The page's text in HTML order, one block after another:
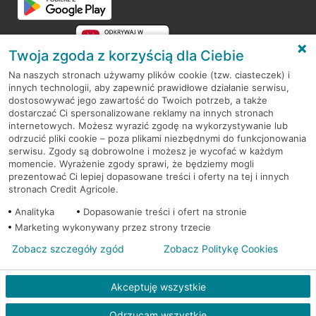
RODO
Regulamin serwisu
Mapa serwisu
PolitykaCookies
© 2026 Credit Agricole Bank Polska S.A. Wszelkie prawa zastrzeżone
Twoja zgoda z korzyścią dla Ciebie
Na naszych stronach używamy plików cookie (tzw. ciasteczek) i
innych technologii, aby zapewnić prawidłowe działanie serwisu,
dostosowywać jego zawartość do Twoich potrzeb, a także
dostarczać Ci spersonalizowane reklamy na innych stronach
internetowych. Możesz wyrazić zgodę na wykorzystywanie lub
odrzucić pliki cookie – poza plikami niezbędnymi do funkcjonowania
serwisu. Zgody są dobrowolne i możesz je wycofać w każdym
momencie. Wyrażenie zgody sprawi, że będziemy mogli
prezentować Ci lepiej dopasowane treści i oferty na tej i innych
stronach Credit Agricole.
Analityka
Dopasowanie treści i ofert na stronie
Marketing wykonywany przez strony trzecie
Akceptuję wszystkie
Zobacz szczegóły zgód Zobacz Politykę Cookies